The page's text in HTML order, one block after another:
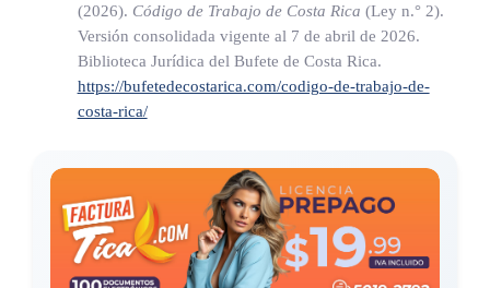
(2026). Código de Trabajo de Costa Rica (Ley n.° 2).
Versión consolidada vigente al 7 de abril de 2026.
Biblioteca Jurídica del Bufete de Costa Rica.
https://bufetedecostarica.com/codigo-de-trabajo-de-
costa-rica/